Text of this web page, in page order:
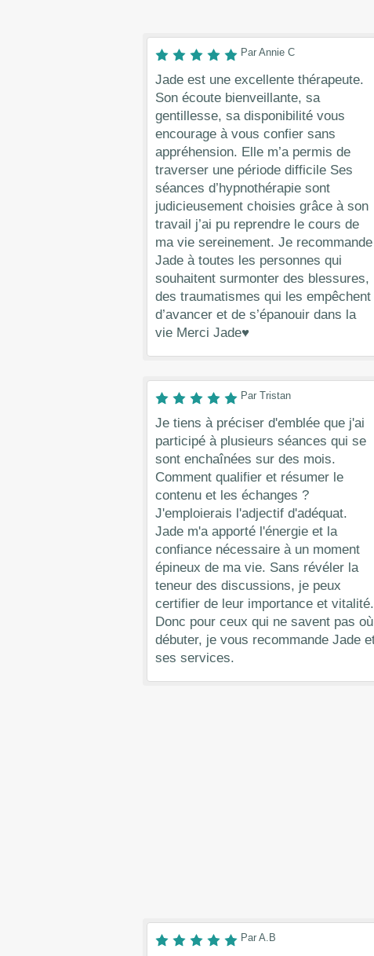
Par Annie C
Jade est une excellente thérapeute.
Son écoute bienveillante, sa
gentillesse, sa disponibilité vous
encourage à vous confier sans
appréhension. Elle m’a permis de
traverser une période difficile Ses
séances d’hypnothérapie sont
judicieusement choisies grâce à son
travail j’ai pu reprendre le cours de
ma vie sereinement. Je recommande
Jade à toutes les personnes qui
souhaitent surmonter des blessures,
des traumatismes qui les empêchent
d’avancer et de s’épanouir dans la
vie Merci Jade♥️
Par Tristan
Je tiens à préciser d'emblée que j'ai
participé à plusieurs séances qui se
sont enchaînées sur des mois.
Comment qualifier et résumer le
contenu et les échanges ?
J'emploierais l'adjectif d'adéquat.
Jade m'a apporté l'énergie et la
confiance nécessaire à un moment
épineux de ma vie. Sans révéler la
teneur des discussions, je peux
certifier de leur importance et vitalité.
Donc pour ceux qui ne savent pas où
débuter, je vous recommande Jade
ses services.
Par A.B